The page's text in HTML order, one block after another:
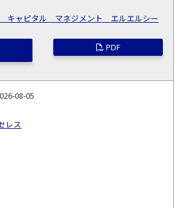
キャピタル マネジメント エルエルシー
PDF
08-05
レス